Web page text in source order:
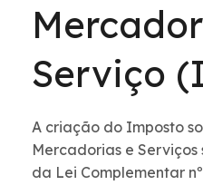
Serviço
A criação do Imposto
Mercadorias e Serviços
da Lei Complementar